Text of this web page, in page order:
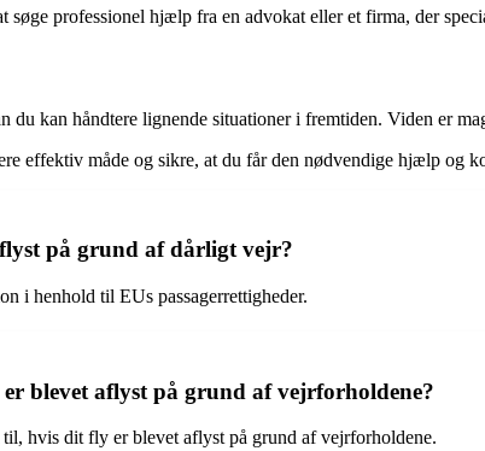
professionel hjælp fra en advokat eller et firma, der
kan håndtere lignende situationer i fremtiden. Viden er
effektiv måde og sikre, at du får den nødvendige hjælp og
på grund af dårligt vejr?
i henhold til EUs passagerrettigheder.
blevet aflyst på grund af vejrforholdene?
hvis dit fly er blevet aflyst på grund af vejrforholdene.